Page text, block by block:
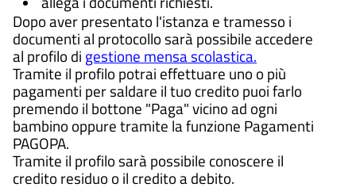
Dopo aver presentato l'istanza e tramesso i
documenti al protocollo sarà possibile accedere
al profilo di gestione mensa scolastica.
Tramite il profilo potrai effettuare uno o più
pagamenti per saldare il tuo credito puoi farlo
premendo il bottone "Paga" vicino ad ogni
bambino oppure tramite la funzione Pagamenti
PAGOPA.
Tramite il profilo sarà possibile conoscere il
credito residuo o il credito a debito.